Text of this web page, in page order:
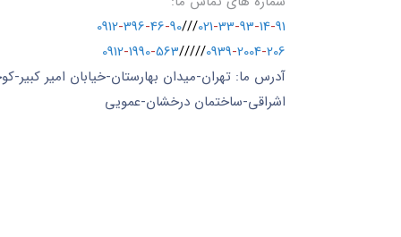
021-33-93-14-91
///
0912-396-46-90
0939-2004-206
/////
0912-1990-563
آدرس ما: تهران-میدان بهارستان-خیابان امیر کبیر-
اشراقی-ساختمان درخشان-عمویی